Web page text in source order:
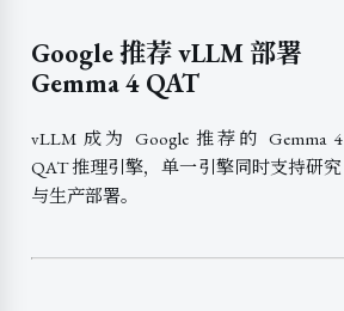
Google 推荐 vLLM 部署
Gemma 4 QAT
vLLM 成为 Google 推荐的 Gemma 4
QAT 推理引擎，单一引擎同时支持研究
与生产部署。